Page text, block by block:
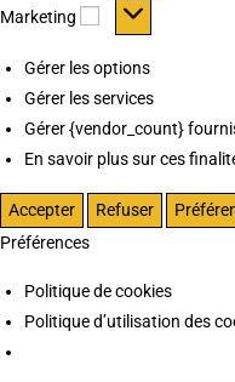
Marketing Marketing
Gérer les options
Gérer les services
Gérer {vendor_count}
En savoir plus sur ces
Accepter Refuser
Préférences
Politique de cookies
Politique d’utilisation des